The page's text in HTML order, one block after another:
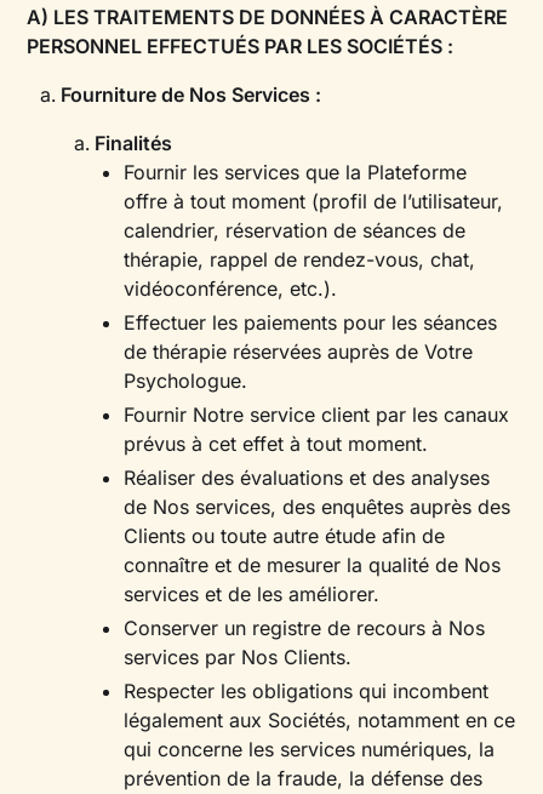
A) LES TRAITEMENTS DE DONNÉES À CARACTÈRE
PERSONNEL EFFECTUÉS PAR LES SOCIÉTÉS :
Fourniture de Nos Services :
Finalités
Fournir les services que la Plateforme
offre à tout moment (profil de l’utilisateur,
calendrier, réservation de séances de
thérapie, rappel de rendez-vous, chat,
vidéoconférence, etc.).
Effectuer les paiements pour les séances
de thérapie réservées auprès de Votre
Psychologue.
Fournir Notre service client par les canaux
prévus à cet effet à tout moment.
Réaliser des évaluations et des analyses
de Nos services, des enquêtes auprès des
Clients ou toute autre étude afin de
connaître et de mesurer la qualité de Nos
services et de les améliorer.
Conserver un registre de recours à Nos
services par Nos Clients.
Respecter les obligations qui incombent
légalement aux Sociétés, notamment en ce
qui concerne les services numériques, la
prévention de la fraude, la défense des